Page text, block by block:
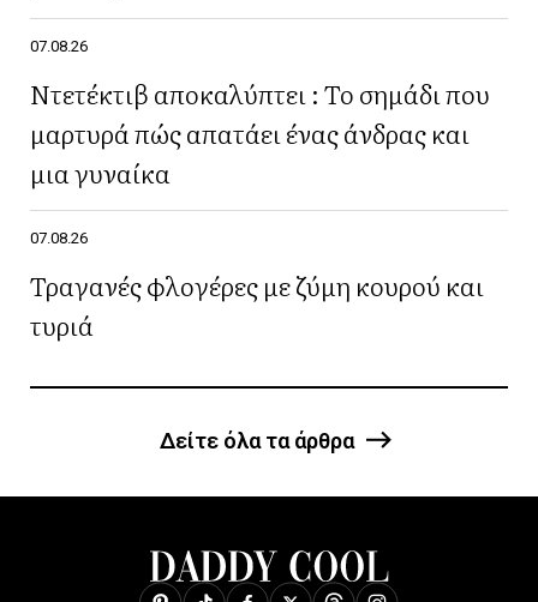
07.08.26
Ντετέκτιβ αποκαλύπτει : Το σημάδι που
μαρτυρά πώς απατάει ένας άνδρας και
μια γυναίκα
07.08.26
Τραγανές φλογέρες με ζύμη κουρού και
τυριά
Δείτε όλα τα άρθρα